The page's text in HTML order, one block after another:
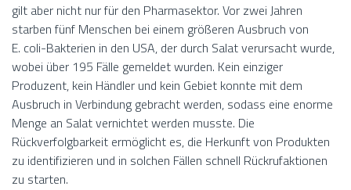
gilt aber nicht nur für den Pharmasektor. Vor zwei Jahren
starben fünf Menschen bei einem größeren Ausbruch von
E. coli-Bakterien in den USA, der durch Salat verursacht wurde,
wobei über 195 Fälle gemeldet wurden. Kein einziger
Produzent, kein Händler und kein Gebiet konnte mit dem
Ausbruch in Verbindung gebracht werden, sodass eine enorme
Menge an Salat vernichtet werden musste. Die
Rückverfolgbarkeit ermöglicht es, die Herkunft von Produkten
zu identifizieren und in solchen Fällen schnell Rückrufaktionen
zu starten.